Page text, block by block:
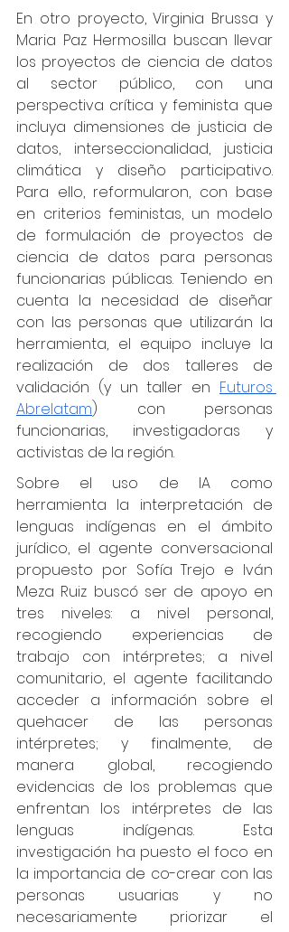
En otro proyecto, Virginia Brussa y
Maria Paz Hermosilla buscan llevar
los proyectos de ciencia de datos
al sector público, con una
perspectiva crítica y feminista que
incluya dimensiones de justicia de
datos, interseccionalidad, justicia
climática y diseño participativo.
Para ello, reformularon, con base
en criterios feministas, un modelo
de formulación de proyectos de
ciencia de datos para personas
funcionarias públicas. Teniendo en
cuenta la necesidad de diseñar
con las personas que utilizarán la
herramienta, el equipo incluye la
realización de dos talleres de
validación (y un taller en Futuros
Abrelatam) con personas
funcionarias, investigadoras y
activistas de la región.
Sobre el uso de IA como
herramienta la interpretación de
lenguas indígenas en el ámbito
jurídico, el agente conversacional
propuesto por Sofía Trejo e Iván
Meza Ruiz buscó ser de apoyo en
tres niveles: a nivel personal,
recogiendo experiencias de
trabajo con intérpretes; a nivel
comunitario, el agente facilitando
acceder a información sobre el
quehacer de las personas
intérpretes; y finalmente, de
manera global, recogiendo
evidencias de los problemas que
enfrentan los intérpretes de las
lenguas indígenas. Esta
investigación ha puesto el foco en
la importancia de co-crear con las
personas usuarias y no
necesariamente priorizar el